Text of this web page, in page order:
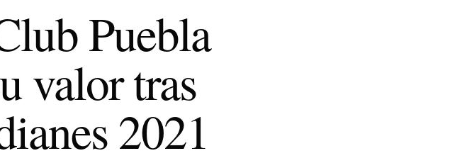
Puebla
valor tras
2021